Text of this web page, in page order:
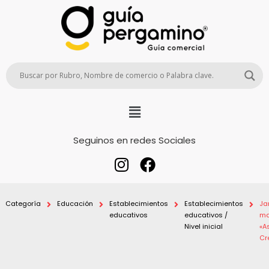
Seguinos en redes Sociales
Categoría Educación
Establecimientos
educativos
Establecimientos
educativos /
Nivel inicial